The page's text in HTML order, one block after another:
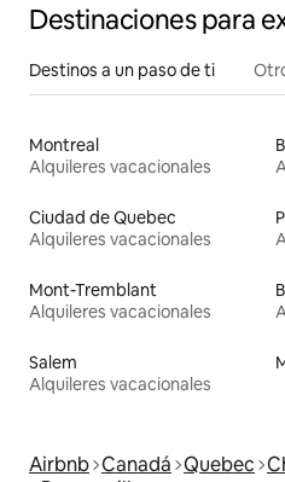
Destinaciones para
Destinos a un paso de ti
Montreal
Alquileres vacacionales
Ciudad de Quebec
Alquileres vacacionales
Mont-Tremblant
Alquileres vacacionales
Salem
Alquileres vacacionales
Airbnb Canadá Quebec